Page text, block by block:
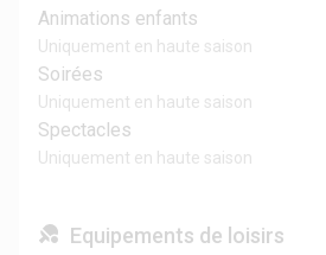
Animations enfants
Uniquement en haute saison
Soirées
Uniquement en haute saison
Spectacles
Uniquement en haute saison
Equipements de loisirs